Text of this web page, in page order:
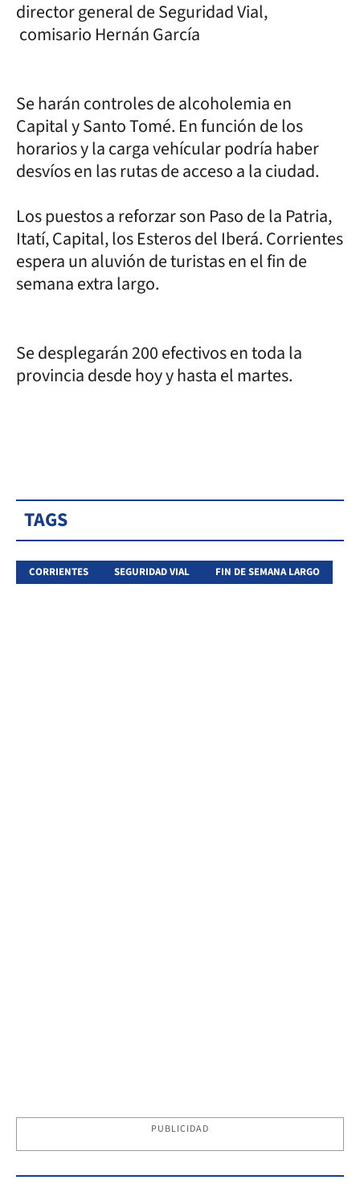
director general de Seguridad Vial,
comisario Hernán García
Se harán controles de alcoholemia en
Capital y Santo Tomé. En función de los
horarios y la carga vehícular podría haber
desvíos en las rutas de acceso a la ciudad.
Los puestos a reforzar son Paso de la Patria,
Itatí, Capital, los Esteros del Iberá. Corrientes
espera un aluvión de turistas en el fin de
semana extra largo.
Se desplegarán 200 efectivos en toda la
provincia desde hoy y hasta el martes.
TAGS
CORRIENTES SEGURIDAD VIAL FIN DE SEMANA LARGO
PUBLICIDAD